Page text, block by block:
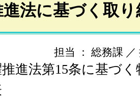
法に基づく取
担当 ： 総務課 ／
進法第15条に基づ